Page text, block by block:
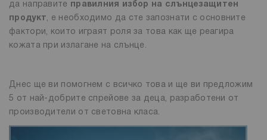
да направите
правилния избор на слънцезащитен
продукт, е необходимо да сте запознати с основните
фактори, които играят роля за това как ще реагира
кожата при излагане на слънце.
Днес ще ви помогнем с всичко това и ще ви предложим
5 от най-добрите спрейове за деца, разработени от
производители от световна класа.